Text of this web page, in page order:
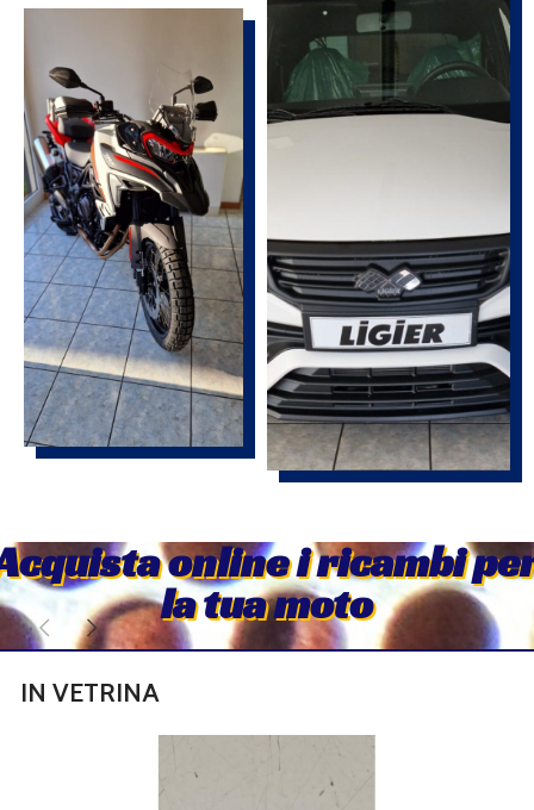
online i ricambi
la tua moto
IN VETRINA